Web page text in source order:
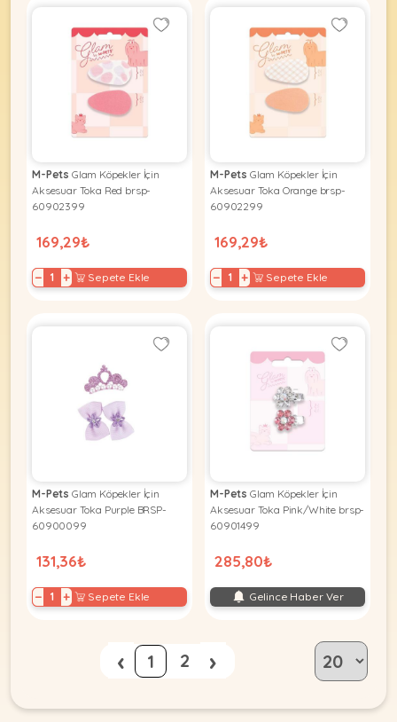
M-Pets Glam Köpekler İçin
Aksesuar Toka Red brsp-
60902399
169,29₺
− + Sepete Ekle
M-Pets Glam Köpekler İçin
Aksesuar Toka Orange brsp-
60902299
169,29₺
− + Sepete Ekle
M-Pets Glam Köpekler İçin
Aksesuar Toka Purple BRSP-
60900099
131,36₺
− + Sepete Ekle
M-Pets Glam Köpekler İçin
Aksesuar Toka Pink/White brsp-
60901499
285,80₺
Gelince Haber Ver
‹ 1 2 ›